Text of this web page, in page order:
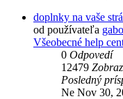
doplnky na vaše
od používateľa gabo
Všeobecné help
0 Odpovedí
12479
Posledný
Ne Nov 30,